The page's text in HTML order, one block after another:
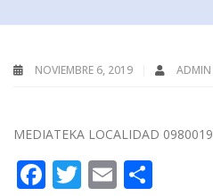
NOVIEMBRE 6, 2019 ADMIN
MEDIATEKA LOCALIDAD 0980019
Facebook
Twitter
Email